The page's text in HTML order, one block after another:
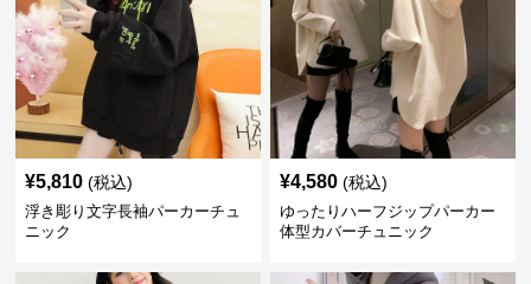
¥5,810 (税込)
浮き彫り文字長袖パーカーチュ
ニック
¥4,580 (税込)
ゆったりハーフジップパーカー
体型カバーチュニック